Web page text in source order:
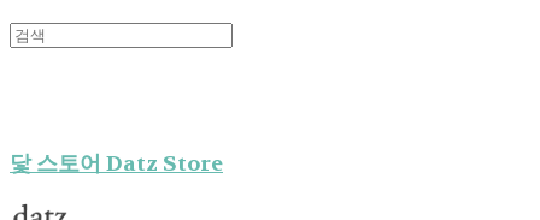
닻 스토어 Datz Store